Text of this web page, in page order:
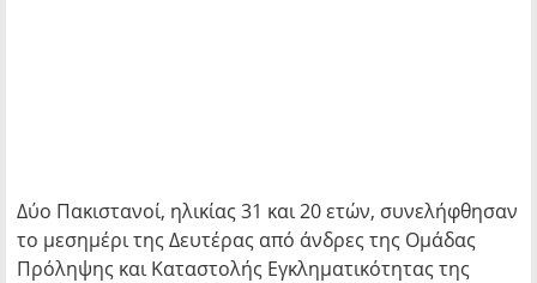
Δύο Πακιστανοί, ηλικίας 31 και 20 ετών, συνελήφθησαν
το μεσημέρι της Δευτέρας από άνδρες της Ομάδας
Πρόληψης και Καταστολής Εγκληματικότητας της